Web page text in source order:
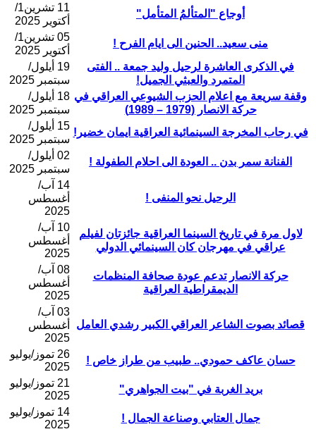
أوجاع "المتألمُ المتأمل"
11 تشرين1/
أكتوير 2025
منى سعيد.. الحنين الى ايام الفرح !
05 تشرين1/
أكتوير 2025
في الذكرى العاشرة لرحيل وليد جمعة .. الفتى
المتمرد والعبثي الجميل!
19 أيلول/
سبتمبر 2025
وقفة سريعة مع اعلام الحزب الشيوعي العراقي في
حركة الانصار (1979 – 1989)
18 أيلول/
سبتمبر 2025
في رحاب المخرجة السينمائية العراقية ايمان خضير!
15 أيلول/
سبتمبر 2025
الفنانة سمر بدن .. العودة الى احلام الطفولة !
02 أيلول/
سبتمبر 2025
الرحيل نحو المنفى !
14 آب/
أغسطس
2025
لاول مرة في تاريخ السينما العراقية جائزتان لفيلم
عراقي في مهرجان كان السينمائي الدولي
10 آب/
أغسطس
2025
حركة الانصار تدعم عودة صحافة المنظمات
الديمقراطية العراقية
08 آب/
أغسطس
2025
قصائد بصوت الشاعر العراقي الكبير رشدي العامل
03 آب/
أغسطس
2025
حسان عاكف حمودي.. طبيب من طراز خاص !
26 تموز/يوليو
2025
بريد الغربة في "بيت الجواهري"
21 تموز/يوليو
2025
جمال العتابي وصناعة الجمال !
14 تموز/يوليو
2025